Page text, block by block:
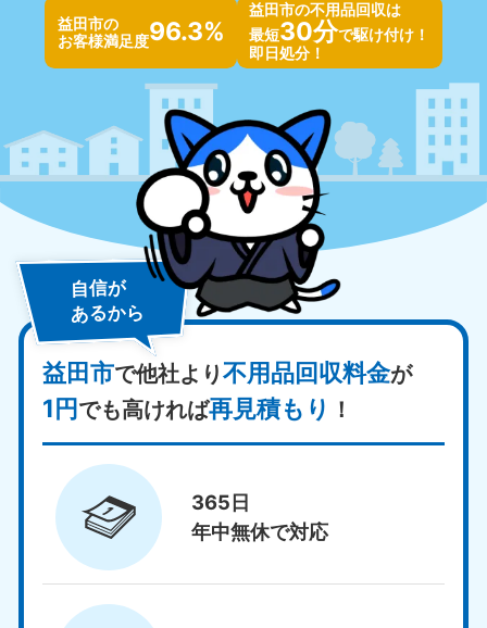
益田市の
お客様満足度96.3%
益田市の不用品回収は
最短30分で駆け付け！
即日処分！
自信が
あるから
益田市で他社より不用品回収料金が
1円でも高ければ再見積もり ！
365日
年中無休で対応